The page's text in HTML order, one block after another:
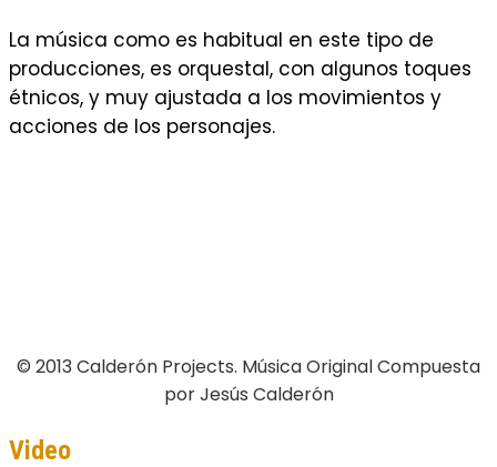
La música como es habitual en este tipo de
producciones, es orquestal, con algunos toques
étnicos, y muy ajustada a los movimientos y
acciones de los personajes.
© 2013 Calderón Projects. Música Original Compuesta
por Jesús Calderón
Video